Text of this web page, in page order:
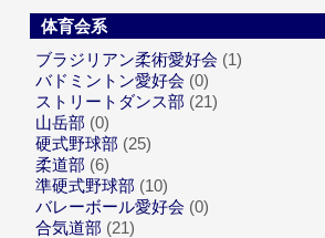
体育会系
ブラジリアン柔術愛好会 (1)
バドミントン愛好会 (0)
ストリートダンス部 (21)
山岳部 (0)
硬式野球部 (25)
柔道部 (6)
準硬式野球部 (10)
バレーボール愛好会 (0)
合気道部 (21)